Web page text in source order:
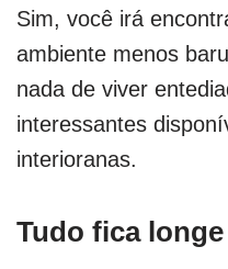
Sim, você irá
ambiente menos
nada de viver
interessantes
interioranas.
Tudo fica